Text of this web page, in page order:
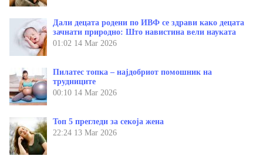
Дали децата родени по ИВФ се здрави како децата
зачнати природно: Што навистина вели науката
01:02 14 Mar 2026
Пилатес топка – најдобриот помошник на
трудниците
00:10 14 Mar 2026
Топ 5 прегледи за секоја жена
22:24 13 Mar 2026